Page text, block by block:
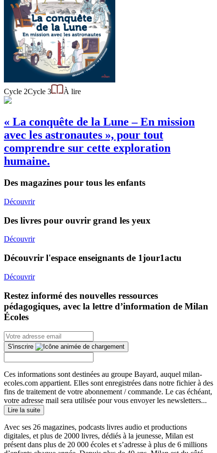
Cycle 2Cycle 3 À lire
« La conquête de la Lune – En mission
avec les astronautes », pour tout
comprendre sur cette exploration
humaine.
Des magazines pour tous les enfants
Découvrir
Des livres pour ouvrir grand les yeux
Découvrir
Découvrir l'espace enseignants de 1jour1actu
Découvrir
Restez informé des nouvelles ressources
pédagogiques, avec la lettre d’information de Milan
Écoles
S'inscrire
Ces informations sont destinées au groupe Bayard, auquel milan-
ecoles.com appartient. Elles sont enregistrées dans notre fichier à des
fins de traitement de votre abonnement / commande. Le cas échéant,
votre adresse mail sera utilisée pour vous envoyer les newsletters...
Lire la suite
Avec ses 26 magazines, podcasts livres audio et productions
digitales, et plus de 2000 livres, dédiés à la jeunesse, Milan est
présent dans plus de 20 000 écoles et s’adresse à plus de 6 millions